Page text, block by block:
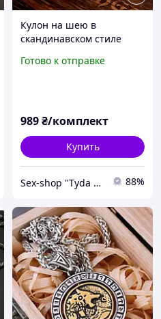
Кулон на шею в
скандинавском стиле
эксклюзивным дизайном
Готово к отправке
989₴/комплект
Купить
Sex-shop "Tyda & Syda" 88%